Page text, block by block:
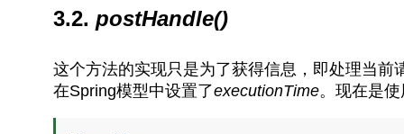
3.2. postHandle()
这个方法的实现只是为了获得信息，即处理当
在Spring模型中设置了executionTime。现在是